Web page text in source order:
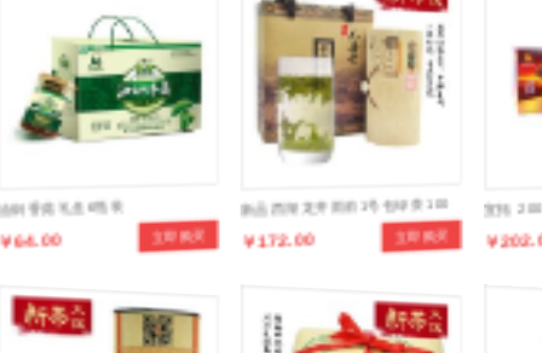
油焖香菇礼盒6瓶装
立即购买
￥64.00
新品西湖龙井雨前1号包绿茶 100
克罐装正宗品牌茶叶 立即购买
￥172.00
宣拓
￥